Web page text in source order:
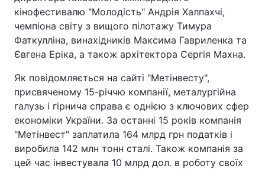
кінофестивалю "Молодість" Андрія Халпахчі,
чемпіона світу з вищого пілотажу Тимура
Фаткулліна, винахідників Максима Гавриленка та
Євгена Еріка, а також архітектора Сергія Махна.
Як повідомляється на сайті "Метінвесту",
присвяченому 15-річчю компанії, металургійна
галузь і гірнича справа є однією з ключових сфер
економіки України. За останні 15 років компанія
"Метінвест" заплатила 164 млрд грн податків і
виробила 142 млн тонн сталі. Також компанія за
цей час інвестувала 10 млрд дол. в роботу своїх